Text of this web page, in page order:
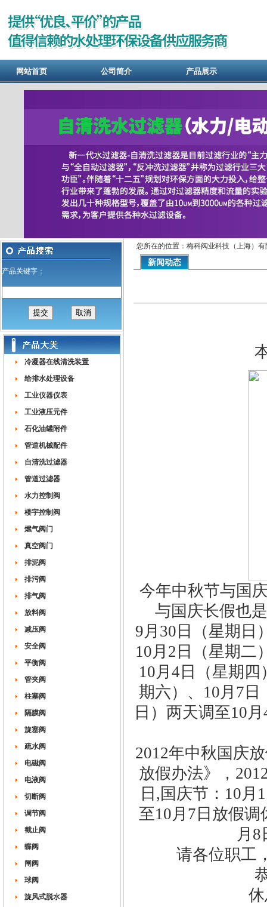
网站首页 公司简介 产品展示
产品关键字：
冷凝器在线清洗装置
给排水处理设备
工业仪器仪表
工业液压元件
石化油罐附件
管道机械配件
自清洗过滤器
管道过滤器
水力控制阀
楼宇控制阀
燃气阀门
真空阀门
排泥阀
排污阀
排气阀
放料阀
减压阀
安全阀
平衡阀
管夹阀
柱塞阀
隔膜阀
旋塞阀
疏水阀
电磁阀
电液阀
切断阀
调节阀
截止阀
蝶阀
闸阀
球阀
旋风式脱水器
您所在的位置：梅科阀业科技（上海）
新闻动态
今年中秋节与国
与国庆长假也
9月30日（星期日
10月2日（星期二
10月4日（星期
期六）、10月7日
日）两天调至10
2012年中秋国庆
放假办法》，
日,国庆节：10月
至10月7日放假
月
请各位职工